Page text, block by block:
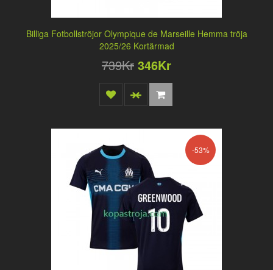
Billiga Fotbollströjor Olympique de Marseille Hemma tröja
2025/26 Kortärmad
739Kr 346Kr
-53%